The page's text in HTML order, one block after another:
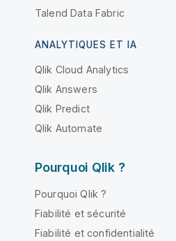
Talend Data Fabric
ANALYTIQUES ET IA
Qlik Cloud Analytics
Qlik Answers
Qlik Predict
Qlik Automate
Pourquoi Qlik ?
Pourquoi Qlik ?
Fiabilité et sécurité
Fiabilité et confidentialité